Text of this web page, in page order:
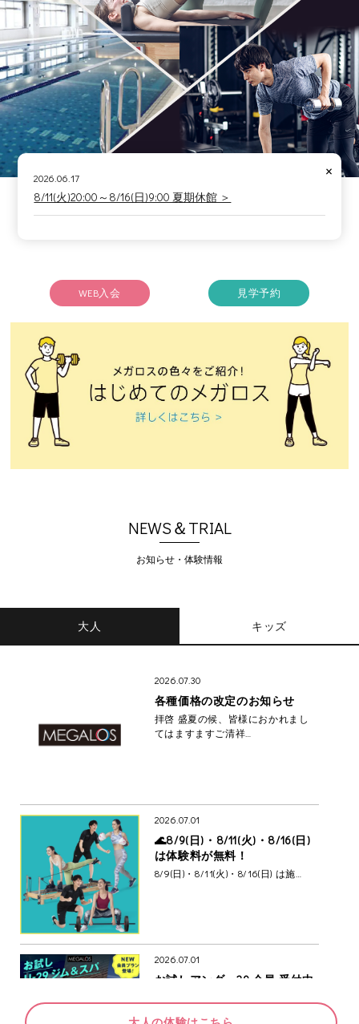
×
2026.06.17
8/11(火)20:00～8/16(日)9:00 夏期休館 ＞
WEB入会 見学予約
NEWS＆TRIAL
お知らせ・体験情報
大人
2026.07.30
各種価格の改定のお知らせ
拝啓 盛夏の候、皆様におかれまし
てはますますご清祥…
2026.07.01
🌊8/9(日)・8/11(火)・8/16(日)
は体験料が無料！
8/9(日)・8/11(火)・8/16(日) は施…
2026.07.01
お試しアンダー29 会員 受付中
キッズ